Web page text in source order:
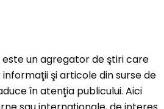
un agregator de ştiri care
şi articole din surse de
în atenţia publicului. Aici